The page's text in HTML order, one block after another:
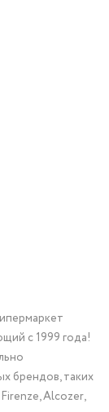
с 1999 года!
брендов, таких
Alcozer,